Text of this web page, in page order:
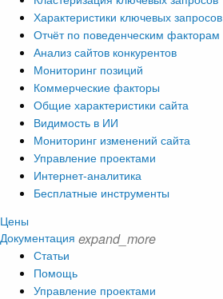
Характеристики ключевых запросов
Отчёт по поведенческим факторам
Анализ сайтов конкурентов
Мониторинг позиций
Коммерческие факторы
Общие характеристики сайта
Видимость в ИИ
Мониторинг изменений сайта
Управление проектами
Интернет-аналитика
Бесплатные инструменты
Цены
Документация expand_more
Статьи
Помощь
Управление проектами